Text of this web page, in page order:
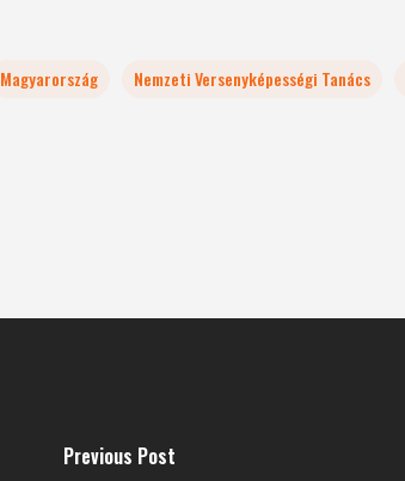
Magyarország Nemzeti Versenyképességi Tanács
Previous Post